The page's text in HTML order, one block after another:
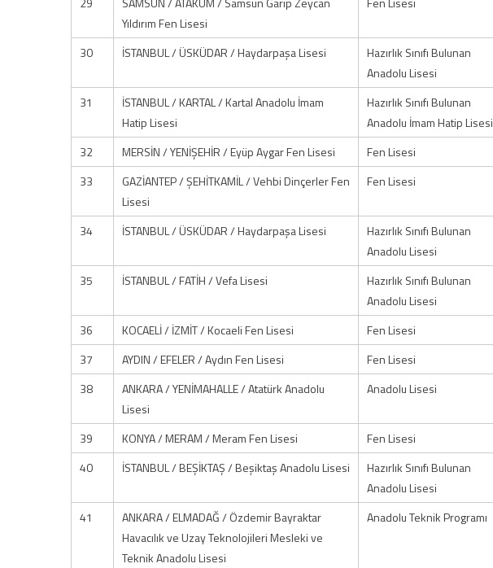
Yıldırım Fen Lisesi
30 İSTANBUL / ÜSKÜDAR / Haydarpaşa Lisesi
Hazırlık Sınıfı Bulunan
Anadolu Lisesi
31
İSTANBUL / KARTAL / Kartal Anadolu İmam
Hatip Lisesi
Hazırlık Sınıfı Bulunan
Anadolu İmam Hatip Lisesi
32 MERSİN / YENİŞEHİR / Eyüp Aygar Fen Lisesi Fen Lisesi
33
GAZİANTEP / ŞEHİTKAMİL / Vehbi Dinçerler Fen
Lisesi
Fen Lisesi
34 İSTANBUL / ÜSKÜDAR / Haydarpaşa Lisesi
Hazırlık Sınıfı Bulunan
Anadolu Lisesi
35 İSTANBUL / FATİH / Vefa Lisesi
Hazırlık Sınıfı Bulunan
Anadolu Lisesi
36 KOCAELİ / İZMİT / Kocaeli Fen Lisesi Fen Lisesi
37
AYDIN / EFELER / Aydın Fen Lisesi Fen Lisesi
38
ANKARA / YENİMAHALLE / Atatürk Anadolu
Lisesi
Anadolu Lisesi
39 KONYA / MERAM / Meram Fen Lisesi Fen Lisesi
40
İSTANBUL / BEŞİKTAŞ / Beşiktaş Anadolu Lisesi
Hazırlık Sınıfı Bulunan
Anadolu Lisesi
41
ANKARA / ELMADAĞ / Özdemir Bayraktar
Havacılık ve Uzay Teknolojileri Mesleki ve
Teknik Anadolu Lisesi
Anadolu Teknik Programı